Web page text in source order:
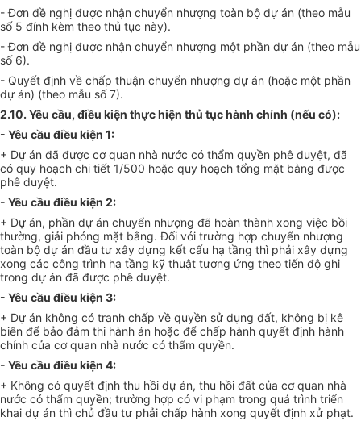
- Đơn đề nghị được nhận chuyển nhượng toàn bộ dự án (theo mẫu
số 5 đính kèm theo thủ tục này).
- Đơn đề nghị được nhận chuyển nhượng một phần dự án (theo mẫu
số 6).
- Quyết định về chấp thuận chuyển nhượng dự án (hoặc một phần
dự án) (theo mẫu số 7).
2.10. Yêu cầu, điều kiện thực hiện thủ tục hành chính (nếu có):
- Yêu cầu điều kiện 1:
+ Dự án đã được cơ quan nhà nước có thẩm quyền phê duyệt, đã
có quy hoạch chi tiết 1/500 hoặc quy hoạch tổng mặt bằng được
phê duyệt.
- Yêu cầu điều kiện 2:
+ Dự án, phần dự án chuyển nhượng đã hoàn thành xong việc bồi
thường, giải phóng mặt bằng. Đối với trường hợp chuyển nhượng
toàn bộ dự án đầu tư xây dựng kết cấu hạ tầng thì phải xây dựng
xong các công trình hạ tầng kỹ thuật tương ứng theo tiến độ ghi
trong dự án đã được phê duyệt.
- Yêu cầu điều kiện 3:
+ Dự án không có tranh chấp về quyền sử dụng đất, không bị kê
biên để bảo đảm thi hành án hoặc để chấp hành quyết định hành
chính của cơ quan nhà nước có thẩm quyền.
- Yêu cầu điều kiện 4:
+ Không có quyết định thu hồi dự án, thu hồi đất của cơ quan nhà
nước có thẩm quyền; trường hợp có vi phạm trong quá trình triển
khai dự án thì chủ đầu tư phải chấp hành xong quyết định xử phạt.